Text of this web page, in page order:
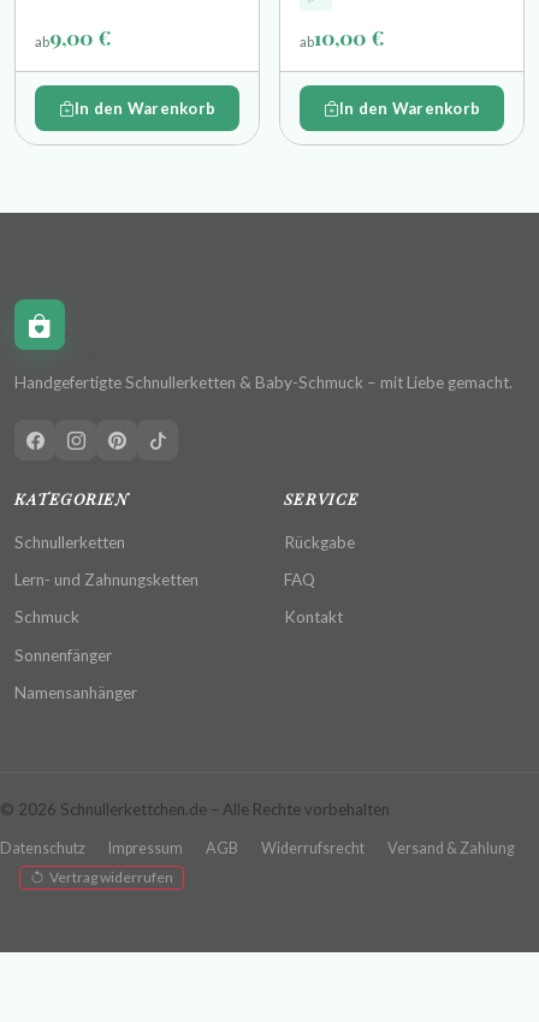
ab9,00 €
In den Warenkorb
Glöckchen und einem Holzring
ab10,00 €
In den Warenkorb
Handgefertigte Schnullerketten & Baby-Schmuck – mit Liebe gemacht.
KATEGORIEN
Schnullerketten
Lern- und Zahnungsketten
Schmuck
Sonnenfänger
Namensanhänger
SERVICE
Rückgabe
FAQ
Kontakt
© 2026 Schnullerkettchen.de – Alle Rechte vorbehalten
Datenschutz Impressum AGB Widerrufsrecht
Versand & Zahlung
Vertrag widerrufen